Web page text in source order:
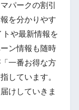
パークの割引
を分かりやす
トや最新情報を
ン情報も随時
一番お得な方
しています。
けしていきま